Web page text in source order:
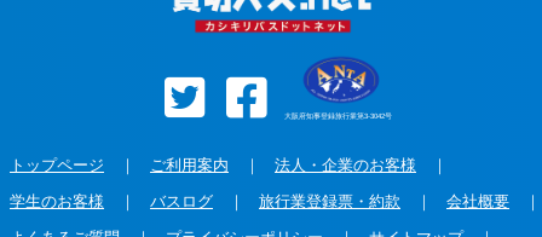
大阪府知事登録旅行業第3-3042号
トップページ ｜ ご利用案内 ｜ 法人・企業のお客様 ｜
学生のお客様 ｜ バスログ ｜ 旅行業登録票・約款 ｜ 会社概要 ｜